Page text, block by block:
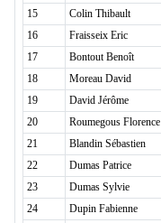
15
Colin Thibault
16
Fraisseix Eric
17
Bontout Benoît
18
Moreau David
19
David Jérôme
20
Roumegous Florence
21
Blandin Sébastien
22
Dumas Patrice
23
Dumas Sylvie
24
Dupin Fabienne